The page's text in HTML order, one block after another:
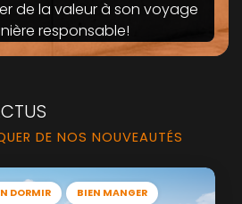
de la valeur à son voyage
responsable!
DE NOS NOUVEAUTÉS
DORMIR BIEN MANGER